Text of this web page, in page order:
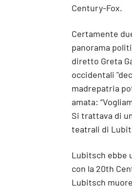
Century-Fox.
Certamente
panorama
diretto Greta
occidentali
madrepatria
amata:
Si trattava di
teatrali di
Lubitsch ebbe
con la 20th
Lubitsch